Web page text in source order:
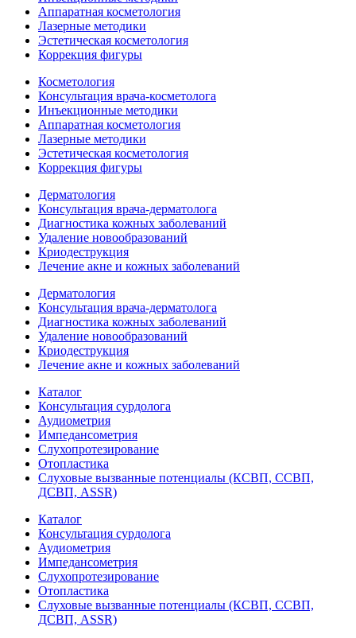
Аппаратная косметология
Лазерные методики
Эстетическая косметология
Коррекция фигуры
Косметология
Консультация врача-косметолога
Инъекционные методики
Аппаратная косметология
Лазерные методики
Эстетическая косметология
Коррекция фигуры
Дерматология
Консультация врача-дерматолога
Диагностика кожных заболеваний
Удаление новообразований
Криодеструкция
Лечение акне и кожных заболеваний
Дерматология
Консультация врача-дерматолога
Диагностика кожных заболеваний
Удаление новообразований
Криодеструкция
Лечение акне и кожных заболеваний
Каталог
Консультация сурдолога
Аудиометрия
Импедансометрия
Слухопротезирование
Отопластика
Слуховые вызванные потенциалы (КСВП, ССВП,
ДСВП, ASSR)
Каталог
Консультация сурдолога
Аудиометрия
Импедансометрия
Слухопротезирование
Отопластика
Слуховые вызванные потенциалы (КСВП, ССВП,
ДСВП, ASSR)